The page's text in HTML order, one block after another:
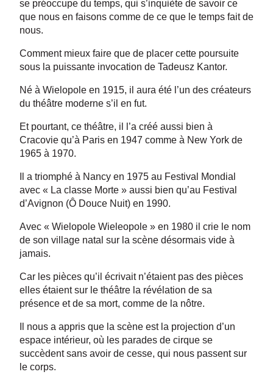
se préoccupe du temps, qui s’inquiète de savoir ce
que nous en faisons comme de ce que le temps fait de
nous.
Comment mieux faire que de placer cette poursuite
sous la puissante invocation de Tadeusz Kantor.
Né à Wielopole en 1915, il aura été l’un des créateurs
du théâtre moderne s’il en fut.
Et pourtant, ce théâtre, il l’a créé aussi bien à
Cracovie qu’à Paris en 1947 comme à New York de
1965 à 1970.
Il a triomphé à Nancy en 1975 au Festival Mondial
avec « La classe Morte » aussi bien qu’au Festival
d’Avignon (Ô Douce Nuit) en 1990.
Avec « Wielopole Wieleopole » en 1980 il crie le nom
de son village natal sur la scène désormais vide à
jamais.
Car les pièces qu’il écrivait n’étaient pas des pièces
elles étaient sur le théâtre la révélation de sa
présence et de sa mort, comme de la nôtre.
Il nous a appris que la scène est la projection d’un
espace intérieur, où les parades de cirque se
succèdent sans avoir de cesse, qui nous passent sur
le corps.